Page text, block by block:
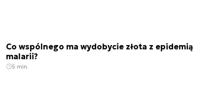
Co wspólnego ma wydobycie złota z epidemią
malarii?
5 min.